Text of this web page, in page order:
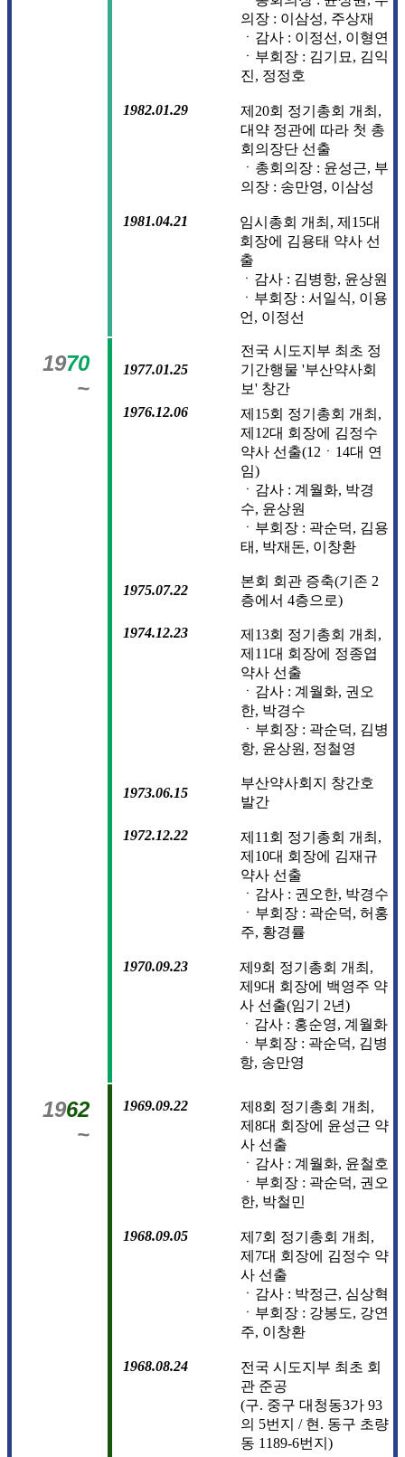
의장 : 이삼성, 주상재
ㆍ감사 : 이정선, 이형연
ㆍ부회장 : 김기묘, 김익
진, 정정호
1982.01.29
제20회 정기총회 개최,
대약 정관에 따라 첫 총
회의장단 선출
ㆍ총회의장 : 윤성근, 부
의장 : 송만영, 이삼성
1981.04.21
임시총회 개최, 제15대
회장에 김용태 약사 선
출
ㆍ감사 : 김병항, 윤상원
ㆍ부회장 : 서일식, 이용
언, 이정선
1970
~
1977.01.25
전국 시도지부 최초 정
기간행물 '부산약사회
보' 창간
1976.12.06
제15회 정기총회 개최,
제12대 회장에 김정수
약사 선출(12ㆍ14대 연
임)
ㆍ감사 : 계월화, 박경
수, 윤상원
ㆍ부회장 : 곽순덕, 김용
태, 박재돈, 이창환
1975.07.22
본회 회관 증축(기존 2
층에서 4층으로)
1974.12.23
제13회 정기총회 개최,
제11대 회장에 정종엽
약사 선출
ㆍ감사 : 계월화, 권오
한, 박경수
ㆍ부회장 : 곽순덕, 김병
항, 윤상원, 정철영
1973.06.15
부산약사회지 창간호
발간
1972.12.22
제11회 정기총회 개최,
제10대 회장에 김재규
약사 선출
ㆍ감사 : 권오한, 박경수
ㆍ부회장 : 곽순덕, 허홍
주, 황경률
1970.09.23
제9회 정기총회 개최,
제9대 회장에 백영주 약
사 선출(임기 2년)
ㆍ감사 : 홍순영, 계월화
ㆍ부회장 : 곽순덕, 김병
항, 송만영
1962
~
1969.09.22
제8회 정기총회 개최,
제8대 회장에 윤성근 약
사 선출
ㆍ감사 : 계월화, 윤철호
ㆍ부회장 : 곽순덕, 권오
한, 박철민
1968.09.05
제7회 정기총회 개최,
제7대 회장에 김정수 약
사 선출
ㆍ감사 : 박정근, 심상혁
ㆍ부회장 : 강봉도, 강연
주, 이창환
1968.08.24
전국 시도지부 최초 회
관 준공
(구. 중구 대청동3가 93
의 5번지 / 현. 동구 초량
동 1189-6번지)